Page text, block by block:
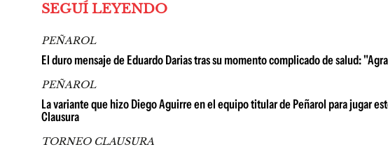
SEGUÍ LEYENDO
PEÑAROL
El duro mensaje de Eduardo Darias tras su momento complicado de salud:
PEÑAROL
La variante que hizo Diego Aguirre en el equipo titular de Peñarol para jugar
Clausura
TORNEO CLAUSURA